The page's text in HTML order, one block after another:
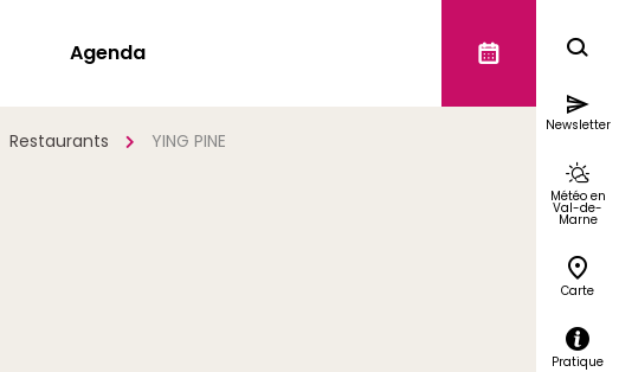
Agenda
Restaurants YING PINE
Newsletter
Météo en
Val-de-
Marne
Carte
Pratique